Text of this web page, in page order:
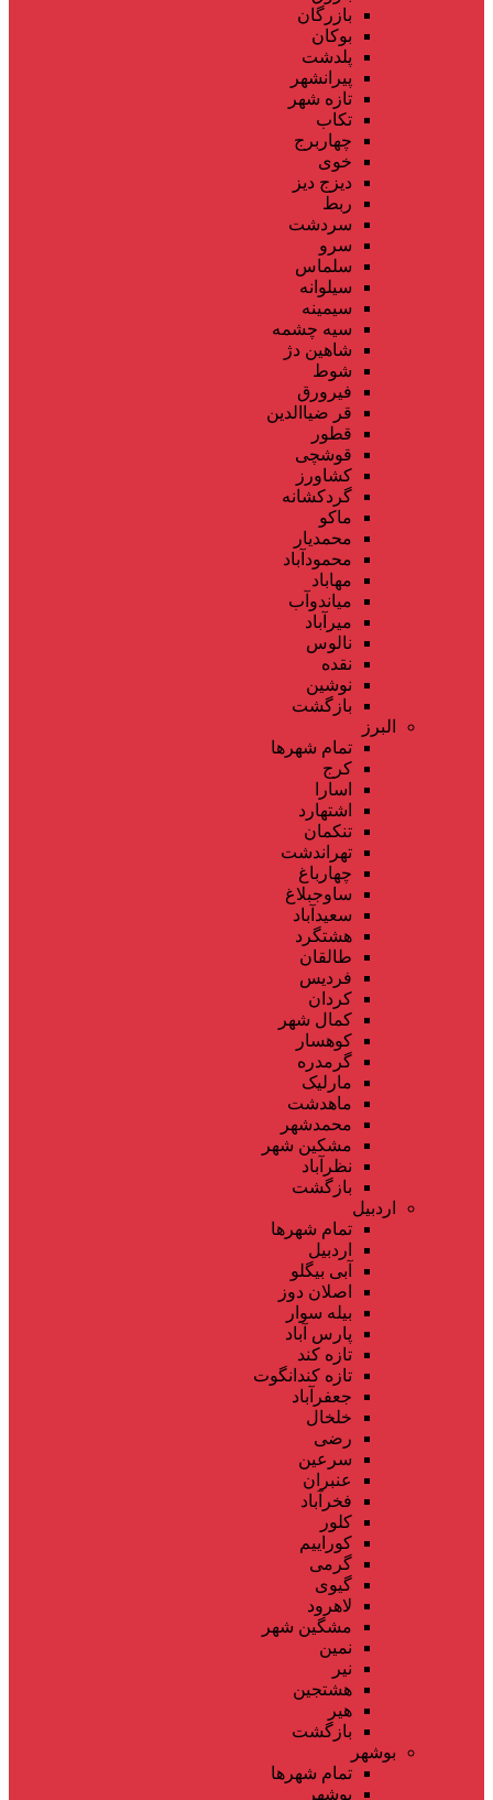
بازرگان
بوکان
پلدشت
پیرانشهر
تازه شهر
تکاب
چهاربرج
خوی
دیزج دیز
ربط
سردشت
سرو
سلماس
سیلوانه
سیمینه
سیه چشمه
شاهین دژ
شوط
فیرورق
قر ضیاالدین
قطور
قوشچی
کشاورز
گردکشانه
ماکو
محمدیار
محمودآباد
مهاباد
میاندوآب
میرآباد
نالوس
نقده
نوشین
بازگشت
البرز
تمام شهر‌ها
کرج
اسارا
اشتهارد
تنکمان
تهراندشت
چهارباغ
ساوجبلاغ
سعیدآباد
هشتگرد
طالقان
فردیس
کردان
کمال شهر
کوهسار
گرمدره
مارلیک
ماهدشت
محمدشهر
مشکین شهر
نظرآباد
بازگشت
اردبیل
تمام شهر‌ها
اردبیل
آبی بیگلو
اصلان دوز
بیله سوار
پارس آباد
تازه کند
تازه کندانگوت
جعفرآباد
خلخال
رضی
سرعین
عنبران
فخرآباد
کلور
کوراییم
گرمی
گیوی
لاهرود
مشگین شهر
نمین
نیر
هشتجین
هیر
بازگشت
بوشهر
تمام شهر‌ها
بوشهر